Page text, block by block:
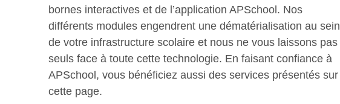
bornes interactives et de l’application APSchool. Nos
différents modules engendrent une dématérialisation au sein
de votre infrastructure scolaire et nous ne vous laissons pas
seuls face à toute cette technologie. En faisant confiance à
APSchool, vous bénéficiez aussi des services présentés sur
cette page.